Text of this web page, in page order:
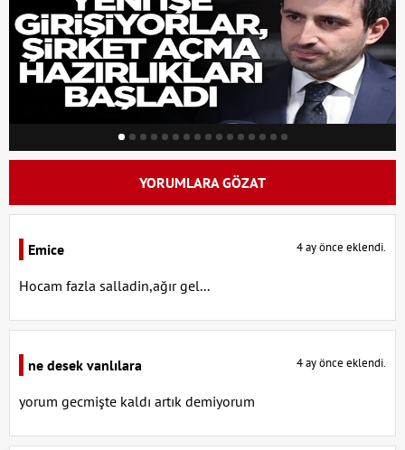
YORUMLARA GÖZAT
Emice 4 ay önce eklendi.
Hocam fazla salladin,ağır gel...
ne desek vanlılara 4 ay önce eklendi.
yorum gecmişte kaldı artık demiyorum